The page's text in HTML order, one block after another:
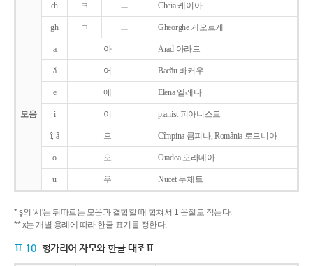
ch ㅋ ㅡ Cheia 케이아
gh ㄱ ㅡ Gheorghe 게오르게
모음
a 아 Arad 아라드
ǎ 어 Bacǎu 바커우
e 에 Elena 엘레나
i 이 pianist 피아니스트
î, â 으 Cîmpina 큼피나, România 로므니아
o 오 Oradea 오라데아
u 우 Nucet 누체트
* ş의 '시'는 뒤따르는 모음과 결합할 때 합쳐서 1 음절로 적는다.
** x는 개별 용례에 따라 한글 표기를 정한다.
표 10 헝가리어 자모와 한글 대조표